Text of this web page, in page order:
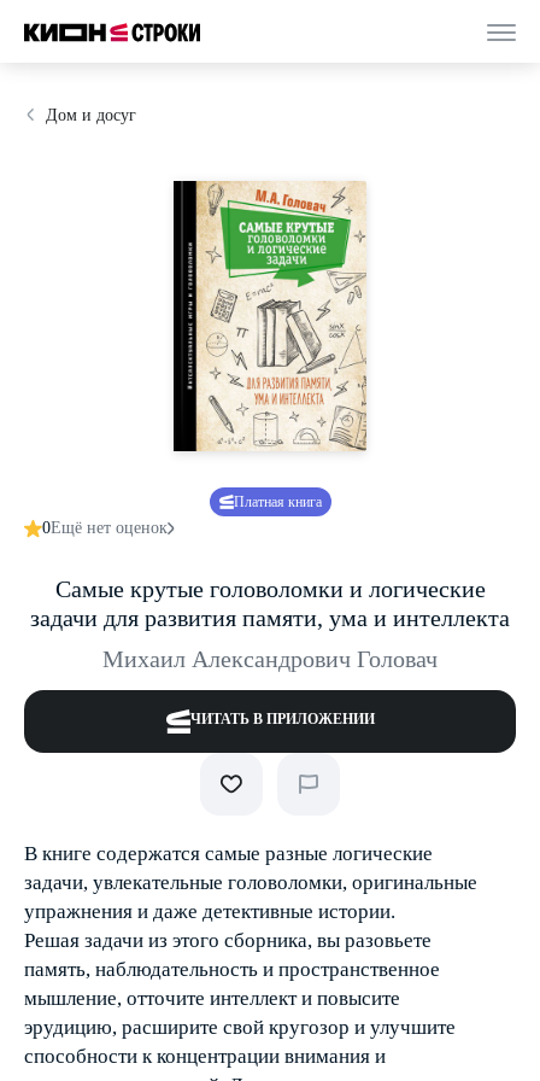
Дом и досуг
Платная книга
0Ещё нет оценок
Самые крутые головоломки и логические
задачи для развития памяти, ума и интеллекта
Михаил Александрович Головач
ЧИТАТЬ В ПРИЛОЖЕНИИ
В книге содержатся самые разные логические
задачи, увлекательные головоломки, оригинальные
упражнения и даже детективные истории.
Решая задачи из этого сборника, вы разовьете
память, наблюдательность и пространственное
мышление, отточите интеллект и повысите
эрудицию, расширите свой кругозор и улучшите
способности к концентрации внимания и